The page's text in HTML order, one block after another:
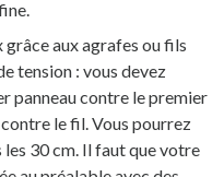
grâceaux agrafes ou fils
tension : vous devez
panneau contre le premier
le fil. Vous pourrez
les 30 cm. Il faut que votre